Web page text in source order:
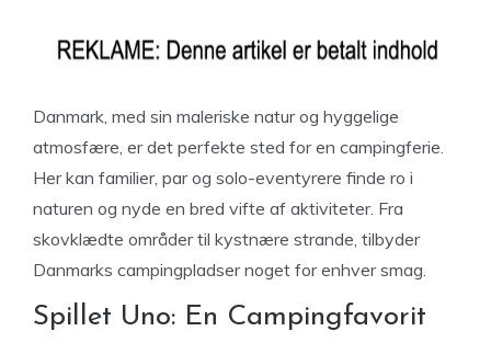
Danmark, med sin maleriske natur og hyggelige
atmosfære, er det perfekte sted for en campingferie.
Her kan familier, par og solo-eventyrere finde ro i
naturen og nyde en bred vifte af aktiviteter. Fra
skovklædte områder til kystnære strande, tilbyder
Danmarks campingpladser noget for enhver smag.
Spillet Uno: En Campingfavorit